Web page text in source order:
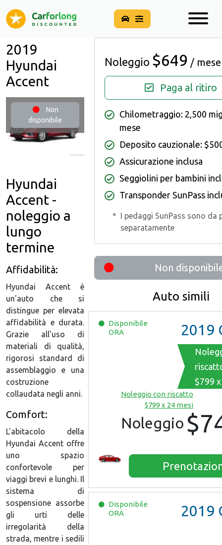
2019
Hyundai
Accent
Non
disponibile
Noleggio $649 / mese
Paga al ritiro
Chilometraggio: 2,500
mese
Deposito cauzionale:
Assicurazione inclusa
Seggiolini per bambini
Transponder SunPass
* I pedaggi SunPass sono da
separatamente
Non
Auto simili
Disponibile
ORA
2019
$799
Noleggio con riscatto
$799 x 24 mesi
Noleggio
Disponibile
ORA
2019
Hyundai
Accent -
noleggio a
lungo
termine
Affidabilità:
Hyundai Accent è
un'auto che si
distingue per elevata
affidabilità e durata.
Grazie all'uso di
materiali di qualità,
rigorosi standard di
assemblaggio e una
costruzione
collaudata negli anni.
Comfort:
L'abitacolo della
Hyundai Accent offre
uno spazio
confortevole per
viaggi brevi e lunghi. Il
sistema di
sospensione assorbe
gli urti delle
irregolarità della
strada, mentre i sedili